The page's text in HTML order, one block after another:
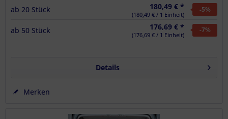
ab 20 Stück 180,49 € *
(180,49 € / 1 Einheit)
-5%
ab 50 Stück 176,69 € *
(176,69 € / 1 Einheit)
-7%
Details
Merken